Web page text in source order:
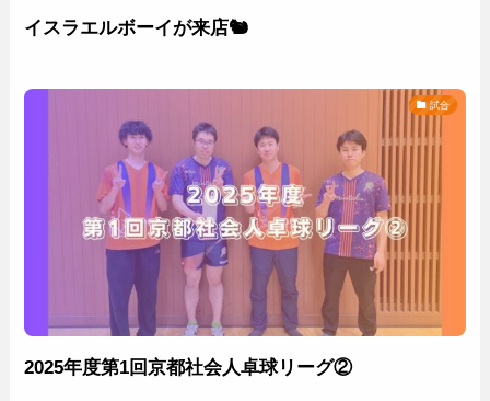
イスラエルボーイが来店🐿
試合
2025年度第1回京都社会人卓球リーグ②